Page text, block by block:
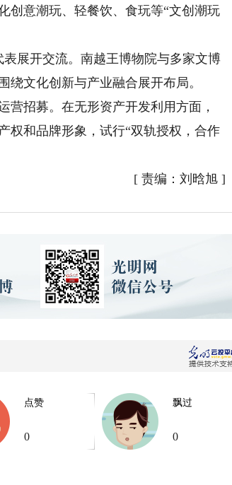
创意潮玩、轻餐饮、食玩等“文创潮玩
展开交流。南越王博物院与多家文博
文化创新与产业融合展开布局。
招募。在无形资产开发利用方面，
权和品牌形象，试行“双轨授权，合作
[ 责编：刘晗旭]
点赞
0
飘过
0